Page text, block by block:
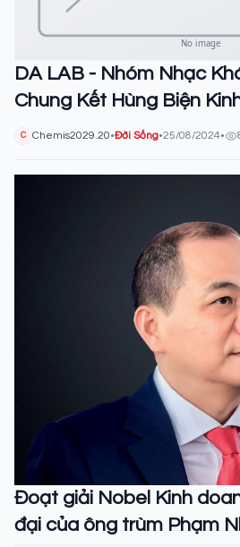
DA LAB - Nhóm Nhạc
Chung Kết Hùng Biện
2024 Của Học Viện Tài
C Chemis2029.20•Đời Sống•25/08/2024•
Đoạt giải Nobel Kinh
đại của ông trùm Phạm